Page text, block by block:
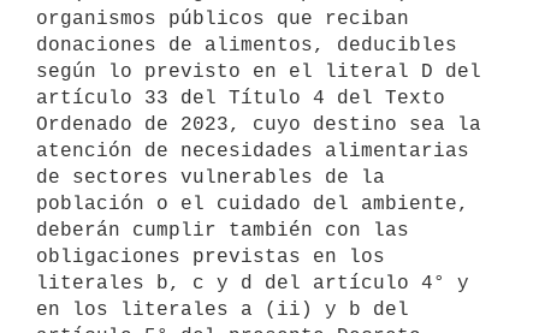
organismos públicos que reciban
donaciones de alimentos, deducibles
según lo previsto en el literal D del
artículo 33 del Título 4 del Texto
Ordenado de 2023, cuyo destino sea la
atención de necesidades alimentarias
de sectores vulnerables de la
población o el cuidado del ambiente,
deberán cumplir también con las
obligaciones previstas en los
literales b, c y d del artículo 4° y
en los literales a (ii) y b del